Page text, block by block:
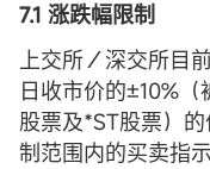
7.1 涨跌幅限制
上交所／深交所目
日收市价的±10%
股票及*ST股票）
制范围内的买卖指